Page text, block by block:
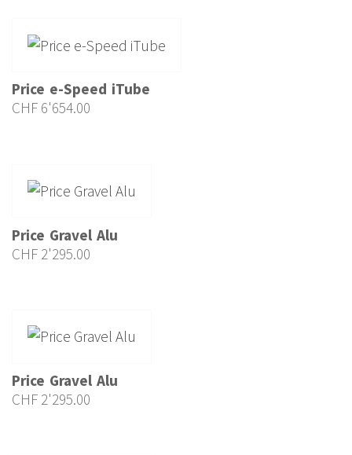
Price e-Speed iTube
CHF 6'654.00
Price Gravel Alu
CHF 2'295.00
Price Gravel Alu
CHF 2'295.00